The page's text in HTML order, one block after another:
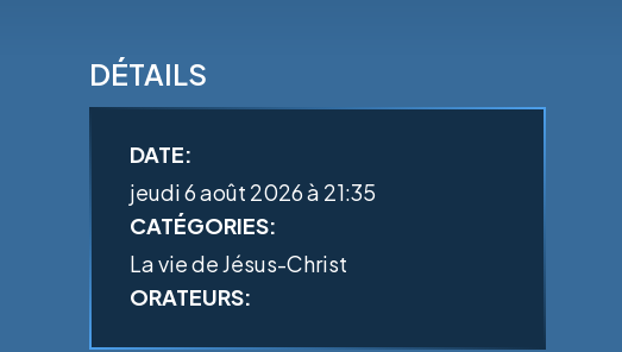
DÉTAILS
DATE:
jeudi 6 août 2026 à 21:35
CATÉGORIES:
La vie de Jésus-Christ
ORATEURS: